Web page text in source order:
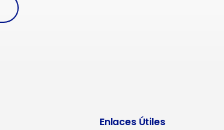
Enlaces Útiles